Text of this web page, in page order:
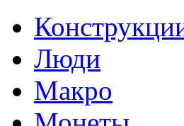
Люди
Макро